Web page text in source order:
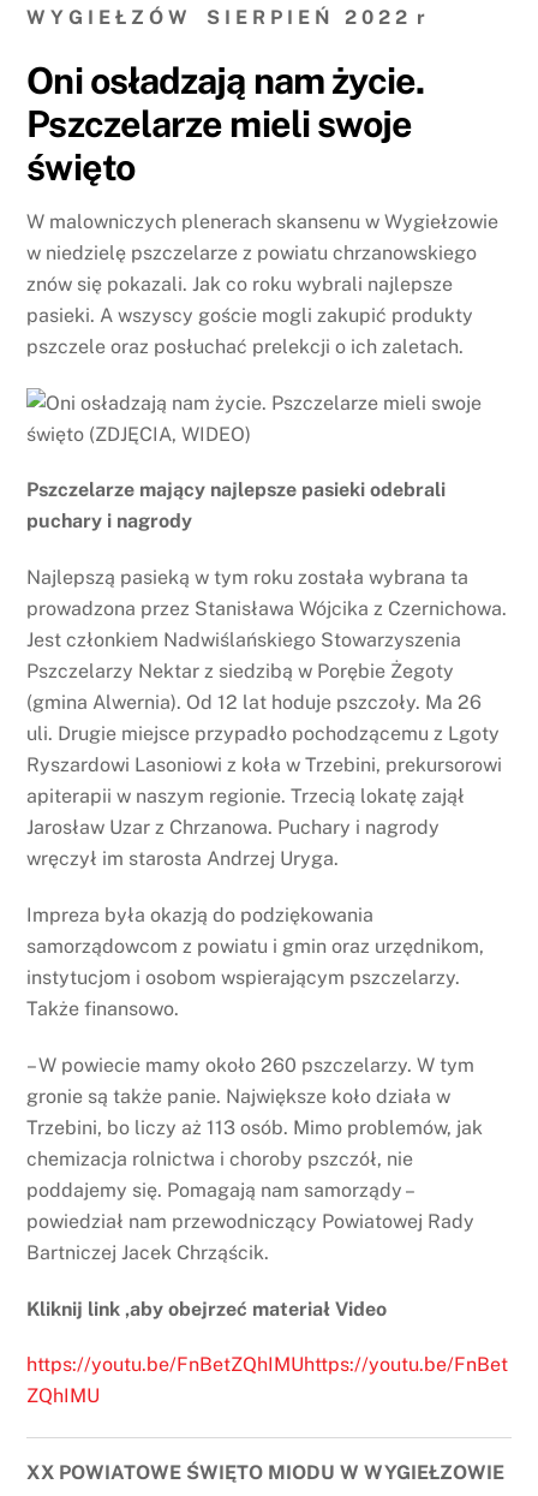
W Y G I E Ł Z Ó W S I E R P I E Ń 2 0 2 2 r
Oni osładzają nam życie.
Pszczelarze mieli swoje
święto
W malowniczych plenerach skansenu w Wygiełzowie
w niedzielę pszczelarze z powiatu chrzanowskiego
znów się pokazali. Jak co roku wybrali najlepsze
pasieki. A wszyscy goście mogli zakupić produkty
pszczele oraz posłuchać prelekcji o ich zaletach.
Pszczelarze mający najlepsze pasieki odebrali
puchary i nagrody
Najlepszą pasieką w tym roku została wybrana ta
prowadzona przez Stanisława Wójcika z Czernichowa.
Jest członkiem Nadwiślańskiego Stowarzyszenia
Pszczelarzy Nektar z siedzibą w Porębie Żegoty
(gmina Alwernia). Od 12 lat hoduje pszczoły. Ma 26
uli. Drugie miejsce przypadło pochodzącemu z Lgoty
Ryszardowi Lasoniowi z koła w Trzebini, prekursorowi
apiterapii w naszym regionie. Trzecią lokatę zajął
Jarosław Uzar z Chrzanowa. Puchary i nagrody
wręczył im starosta Andrzej Uryga.
Impreza była okazją do podziękowania
samorządowcom z powiatu i gmin oraz urzędnikom,
instytucjom i osobom wspierającym pszczelarzy.
Także finansowo.
– W powiecie mamy około 260 pszczelarzy. W tym
gronie są także panie. Największe koło działa w
Trzebini, bo liczy aż 113 osób. Mimo problemów, jak
chemizacja rolnictwa i choroby pszczół, nie
poddajemy się. Pomagają nam samorządy –
powiedział nam przewodniczący Powiatowej Rady
Bartniczej Jacek Chrząścik.
Kliknij link ,aby obejrzeć materiał Video
https://youtu.be/FnBetZQhIMUhttps://youtu.be/FnBet
ZQhIMU
XX POWIATOWE ŚWIĘTO MIODU W WYGIEŁZOWIE